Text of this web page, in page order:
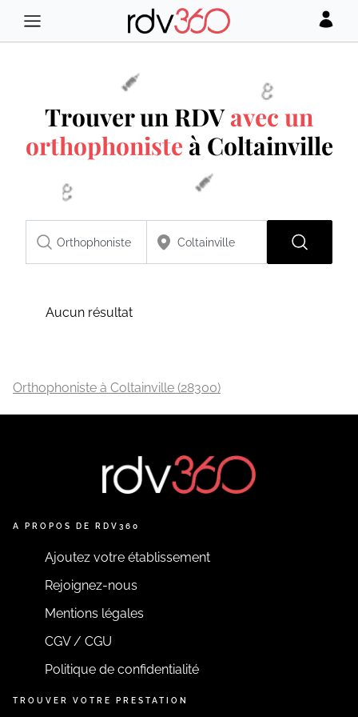
Trouver un RDVavec un
orthophoniste à Coltainville
Aucun résultat
Orthophoniste à Coltainville (28300)
A PROPOS DE RDV360
Ajoutez votre établissement
Rejoignez-nous
Mentions légales
CGV / CGU
Politique de confidentialité
TROUVER VOTRE PRESTATION